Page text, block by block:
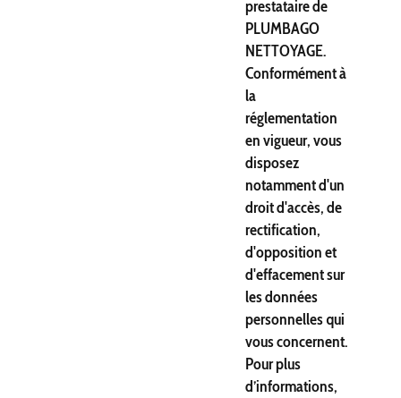
prestataire de
PLUMBAGO
NETTOYAGE.
Conformément à
la
réglementation
en vigueur, vous
disposez
notamment d'un
droit d'accès, de
rectification,
d'opposition et
d'effacement sur
les données
personnelles qui
vous concernent.
Pour plus
d’informations,